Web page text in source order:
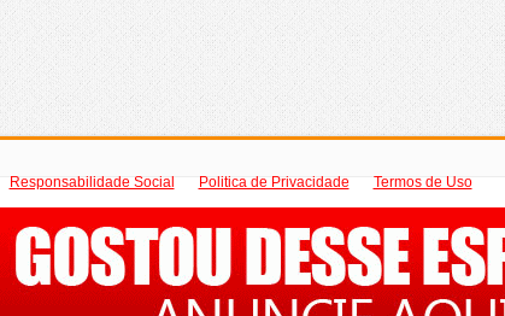
Responsabilidade Social Politica de Privacidade Termos de Uso